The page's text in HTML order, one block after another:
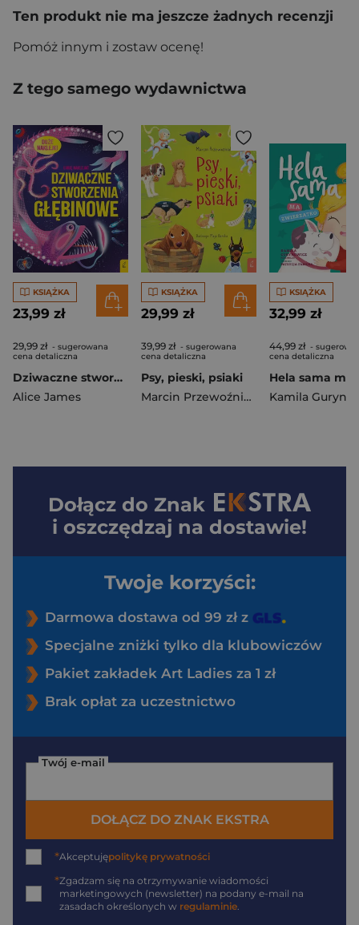
Ten produkt nie ma jeszcze żadnych recenzji
Pomóż innym i zostaw ocenę!
Z tego samego wydawnictwa
KSIĄŻKA
23,99 zł
29,99 zł - sugerowana
cena detaliczna
Dziwaczne stworzenia głębinowe. Lubię naklejać
Alice James
KSIĄŻKA
29,99 zł
39,99 zł - sugerowana
cena detaliczna
Psy, pieski, psiaki
Marcin Przewoźniak
KSIĄŻKA
32,99 zł
44,99 zł -
cena detaliczna
Kamila
Dołącz do Znak
i oszczędzaj na dostawie!
Twoje korzyści:
Darmowa dostawa od 99 zł z
Specjalne zniżki tylko dla klubowiczów
Pakiet zakładek Art Ladies za 1 zł
Brak opłat za uczestnictwo
Twój e-mail
DOŁĄCZ DO ZNAK EKSTRA
*Akceptujępolitykę prywatności
*Zgadzam się na otrzymywanie wiadomości
marketingowych (newsletter) na podany e-mail na
zasadach określonych w regulaminie.